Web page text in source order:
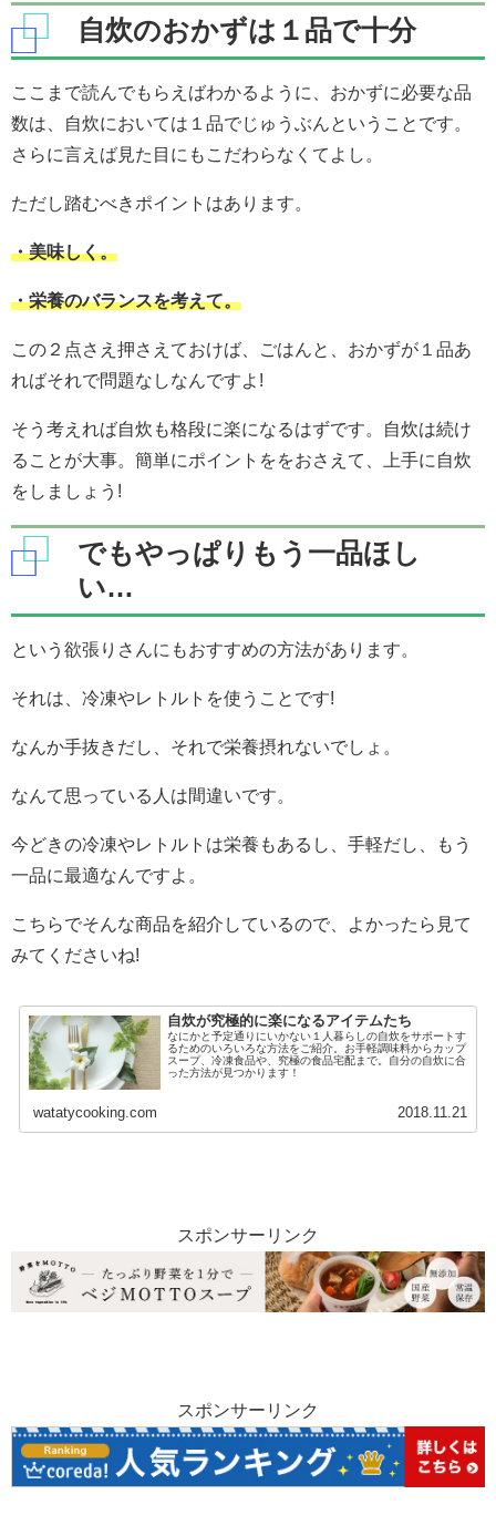
自炊のおかずは１品で十分
ここまで読んでもらえばわかるように、おかずに必要な品
数は、自炊においては１品でじゅうぶんということです。
さらに言えば見た目にもこだわらなくてよし。
ただし踏むべきポイントはあります。
・美味しく。
・栄養のバランスを考えて。
この２点さえ押さえておけば、ごはんと、おかずが１品あ
ればそれで問題なしなんですよ!
そう考えれば自炊も格段に楽になるはずです。自炊は続け
ることが大事。簡単にポイントををおさえて、上手に自炊
をしましょう!
でもやっぱりもう一品ほし
い…
という欲張りさんにもおすすめの方法があります。
それは、冷凍やレトルトを使うことです!
なんか手抜きだし、それで栄養摂れないでしょ。
なんて思っている人は間違いです。
今どきの冷凍やレトルトは栄養もあるし、手軽だし、もう
一品に最適なんですよ。
こちらでそんな商品を紹介しているので、よかったら見て
みてくださいね!
自炊が究極的に楽になるアイテムたち
なにかと予定通りにいかない１人暮らしの自炊をサポートす
るためのいろいろな方法をご紹介。お手軽調味料からカップ
スープ、冷凍食品や、究極の食品宅配まで。自分の自炊に合
った方法が見つかります！
watatycooking.com 2018.11.21
スポンサーリンク
スポンサーリンク